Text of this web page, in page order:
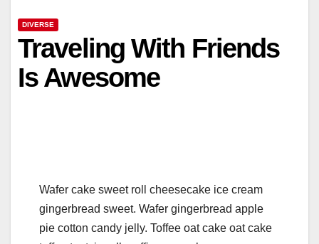
DIVERSE
Traveling With Friends
Is Awesome
Wafer cake sweet roll cheesecake ice cream
gingerbread sweet. Wafer gingerbread apple
pie cotton candy jelly. Toffee oat cake oat cake